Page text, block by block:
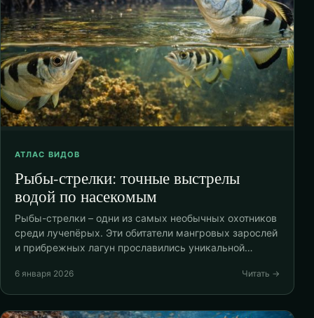
АТЛАС ВИДОВ
Рыбы-стрелки: точные выстрелы
водой по насекомым
Рыбы-стрелки – одни из самых необычных охотников
среди лучепёрых. Эти обитатели мангровых зарослей
и прибрежных лагун прославились уникальной…
6 января 2026 Читать →